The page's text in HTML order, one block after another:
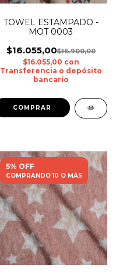
TOWEL ESTAMPADO -
MOT 0003
$16.055,00$16.900,00
$16.055,00 con
Transferencia o depósito
bancario
5% OFF
COMPRANDO 10 O MÁS